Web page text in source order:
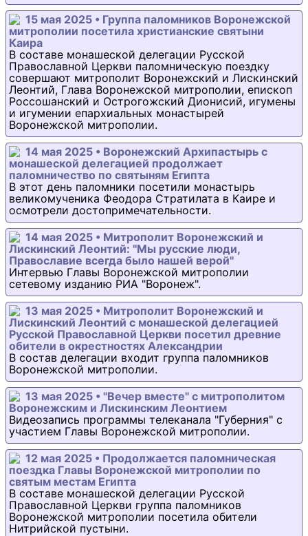
15 мая 2025 • Группа паломников Воронежской
митрополии посетила христианские святыни
Каира
В составе монашеской делегации Русской
Православной Церкви паломническую поездку
совершают митрополит Воронежский и Лискинский
Леонтий, Глава Воронежской митрополии, епископ
Россошанский и Острогожский Дионисий, игумены
и игумении епархиальных монастырей
Воронежской митрополии.
14 мая 2025 • Воронежский Архипастырь с
монашеской делегацией продолжает
паломничество по святыням Египта
В этот день паломники посетили монастырь
великомученика Феодора Стратилата в Каире и
осмотрели достопримечательности.
14 мая 2025 • Митрополит Воронежский и
Лискинский Леонтий: "Мы русские люди,
Православие всегда было нашей верой"
Интервью Главы Воронежской митрополии
сетевому изданию РИА "Воронеж".
13 мая 2025 • Митрополит Воронежский и
Лискинский Леонтий с монашеской делегацией
Русской Православной Церкви посетил древние
обители в окрестностях Александрии
В состав делегации входит группа паломников
Воронежской митрополии.
13 мая 2025 • "Вечер вместе" с митрополитом
Воронежским и Лискинским Леонтием
Видеозапись программы телеканала "Губерния" с
участием Главы Воронежской митрополии.
12 мая 2025 • Продолжается паломническая
поездка Главы Воронежской митрополии по
святым местам Египта
В составе монашеской делегации Русской
Православной Церкви группа паломников
Воронежской митрополии посетила обители
Нитрийской пустыни.